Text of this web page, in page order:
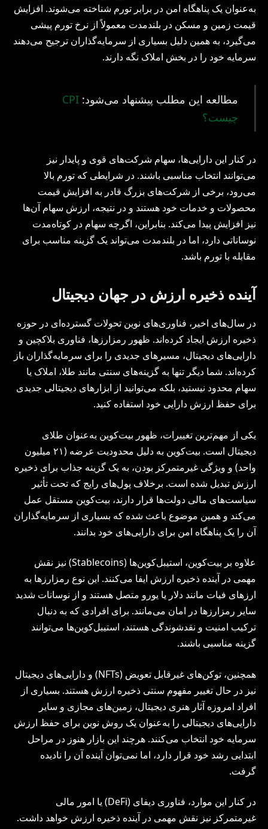
به‌عنوان یک پناهگاه امن در برابر تورم شناخته می‌شوند. افزایش
قیمت زمین و مسکن در بلندمدت معمولاً از نرخ تورم پیشی
می‌گیرد، به همین دلیل بسیاری از سرمایه‌گذاران ترجیح می‌دهند
سرمایه خود را در بخش املاک نگه دارند.
مطالعه این مطلب پیشنهاد می‌شود: CPI
چیست؟
در کنار این دارایی‌ها، سهام شرکت‌های قوی و پایدار نیز
می‌توانند انتخاب مناسبی باشند. در شرایطی که تورم بالا
می‌رود، برخی از شرکت‌های بزرگ قادر به افزایش قیمت
محصولات و خدمات خود هستند و در نتیجه، ارزش سهام آن‌ها
نیز افزایش پیدا می‌کند. بنابراین، اگرچه سهام در کوتاه‌مدت
نوساناتی دارد، اما در بلندمدت می‌تواند یک گزینه مناسب برای
مقابله با تورم باشد.
آینده ذخیره ارزش در جهان دیجیتال
در سال‌های اخیر، فناوری‌های نوین تحولات گسترده‌ای در حوزه
ذخیره ارزش ایجاد کرده‌اند. ظهور رمزارزها، فناوری بلاکچین و
دارایی‌های دیجیتال، مسیرهای جدیدی را برای سرمایه‌گذاران باز
کرده‌اند. شما دیگر تنها به گزینه‌های سنتی مانند طلا، املاک یا
سهام محدود نیستید، بلکه می‌توانید از ابزارهای دیجیتالی جدیدی
برای حفظ ارزش دارایی خود استفاده کنید.
یکی از مهم‌ترین تغییرات، ظهور بیت‌کوین به‌عنوان طلای
دیجیتال است. بیت‌کوین به دلیل محدودیت عرضه (۲۱ میلیون
واحد) و ویژگی غیرمتمرکز بودن، به یک گزینه جذاب برای ذخیره
ارزش تبدیل شده است. برخلاف پول‌های رایج که تحت تأثیر
سیاست‌های مالی دولت‌ها قرار دارند، بیت‌کوین مستقل عمل
می‌کند و همین موضوع باعث شده که بسیاری از سرمایه‌گذاران
آن را یک پناهگاه امن برای دارایی‌های خود بدانند.
علاوه بر بیت‌کوین، استیبل‌کوین‌ها (Stablecoins) نیز نقش
مهمی در آینده ذخیره ارزش ایفا می‌کنند. این نوع رمزارزها به
ارزهای فیات مانند دلار یا یورو متصل هستند و از نوسانات شدید
سایر رمزارزها در امان می‌مانند. برای افرادی که به دنبال
ترکیب امنیت و نقدشوندگی هستند، استیبل‌کوین‌ها می‌توانند
گزینه مناسبی باشند.
همچنین، توکن‌های غیرقابل تعویض (NFTs) و دارایی‌های دیجیتال
نیز در حال تغییر مفهوم سنتی ذخیره ارزش هستند. بسیاری از
افراد امروزه آثار هنری دیجیتال، زمین‌های مجازی و سایر
دارایی‌های دیجیتالی را به‌عنوان یک روش نوین برای حفظ ارزش
سرمایه خود انتخاب می‌کنند. هرچند این بازار هنوز در مراحل
ابتدایی رشد خود قرار دارد، اما نمی‌توان آینده آن را نادیده
گرفت.
در کنار این موارد، فناوری دیفای (DeFi) یا امور مالی
غیرمتمرکز نیز نقش مهمی در آینده ذخیره ارزش خواهد داشت.